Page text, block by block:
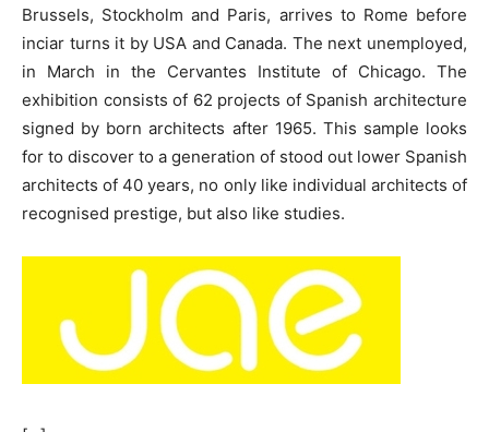
Brussels, Stockholm and Paris, arrives to Rome before
inciar turns it by USA and Canada. The next unemployed,
in March in the Cervantes Institute of Chicago. The
exhibition consists of 62 projects of Spanish architecture
signed by born architects after 1965. This sample looks
for to discover to a generation of stood out lower Spanish
architects of 40 years, no only like individual architects of
recognised prestige, but also like studies.